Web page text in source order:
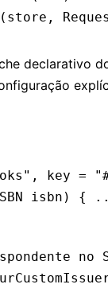
(store,
declarativo
, key =
isbn) {